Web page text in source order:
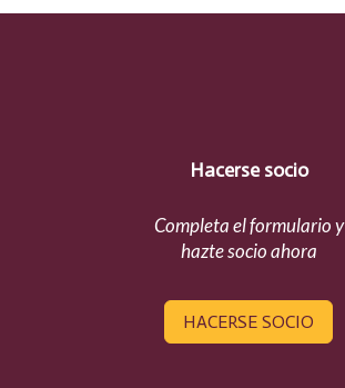
Hacerse socio
Completa el formulario y
hazte socio ahora
HACERSE SOCIO